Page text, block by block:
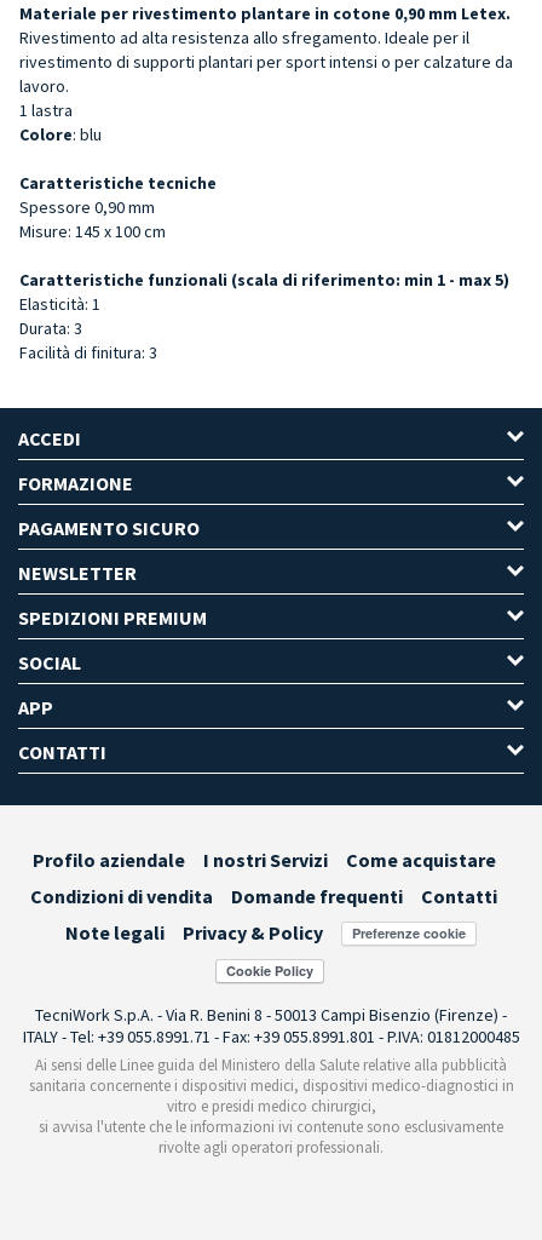
Materiale per rivestimento plantare in cotone 0,90 mm Letex.
Rivestimento ad alta resistenza allo sfregamento. Ideale per il
rivestimento di supporti plantari per sport intensi o per calzature da
lavoro.
1 lastra
Colore: blu
Caratteristiche tecniche
Spessore 0,90 mm
Misure: 145 x 100 cm
Caratteristiche funzionali (scala di riferimento: min 1 - max 5)
Elasticità: 1
Durata: 3
Facilità di finitura: 3
ACCEDI
FORMAZIONE
PAGAMENTO SICURO
NEWSLETTER
SPEDIZIONI PREMIUM
SOCIAL
APP
CONTATTI
Profilo aziendale I nostri Servizi
Come acquistare
Condizioni di vendita
Domande frequenti
Contatti
Note legali
Privacy & Policy Preferenze cookie
TecniWork S.p.A. - Via R. Benini 8 - 50013 Campi Bisenzio (Firenze) -
ITALY - Tel: +39 055.8991.71 - Fax: +39 055.8991.801 - P.IVA: 01812000485
Ai sensi delle Linee guida del Ministero della Salute relative alla pubblicità
sanitaria concernente i dispositivi medici, dispositivi medico-diagnostici in
vitro e presidi medico chirurgici,
si avvisa l'utente che le informazioni ivi contenute sono esclusivamente
rivolte agli operatori professionali.